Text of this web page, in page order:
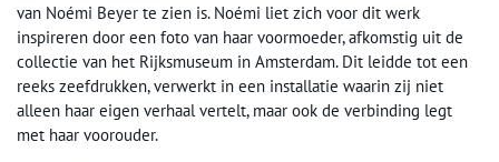
van Noémi Beyer te zien is. Noémi liet zich voor dit werk
inspireren door een foto van haar voormoeder, afkomstig uit de
collectie van het Rijksmuseum in Amsterdam. Dit leidde tot een
reeks zeefdrukken, verwerkt in een installatie waarin zij niet
alleen haar eigen verhaal vertelt, maar ook de verbinding legt
met haar voorouder.